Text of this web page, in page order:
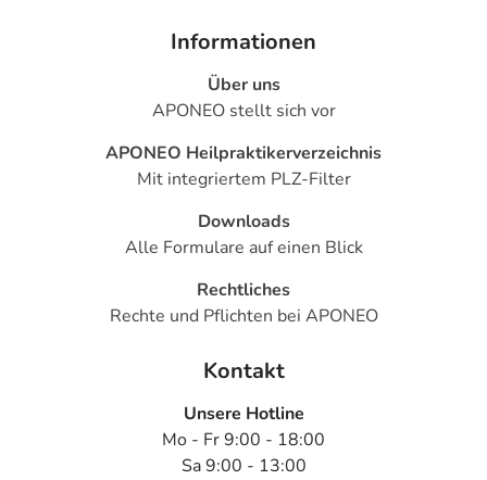
Informationen
Über uns
APONEO stellt sich vor
APONEO Heilpraktikerverzeichnis
Mit integriertem PLZ-Filter
Downloads
Alle Formulare auf einen Blick
Rechtliches
Rechte und Pflichten bei APONEO
Kontakt
Unsere Hotline
Mo - Fr 9:00 - 18:00
Sa 9:00 - 13:00